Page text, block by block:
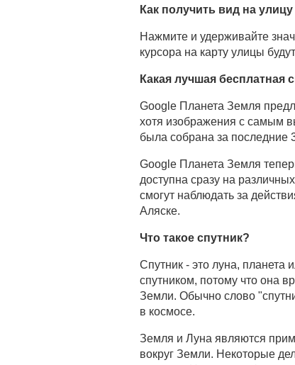
Как получить вид на
Нажмите и удерживайте
курсора на карту улицы
Какая лучшая бесплатная
Google Планета Земля
хотя изображения с самым
была собрана за последние
Google Планета Земля
доступна сразу на
смогут наблюдать за
Аляске.
Что такое спутник?
Спутник - это луна, планета
спутником, потому что она
Земли. Обычно слово
в космосе.
Земля и Луна являются
вокруг Земли. Некоторые